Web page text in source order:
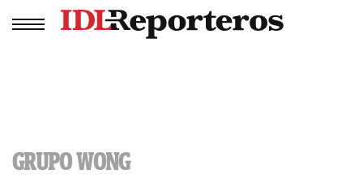
GRUPO WONG